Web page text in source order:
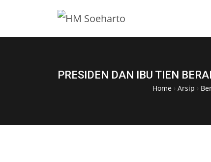
PRESIDEN DAN IBU TIEN
Home› Arsip ›